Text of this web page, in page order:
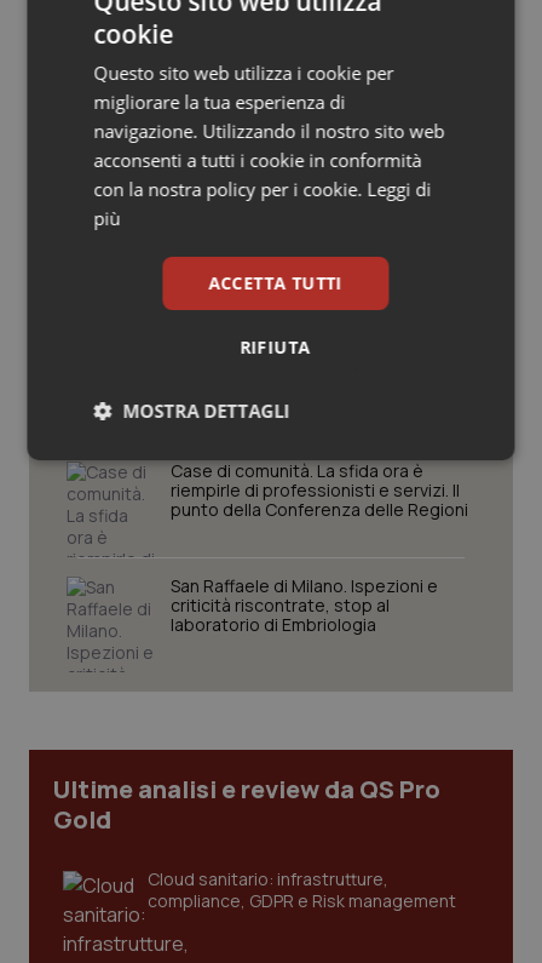
Salute orale & impianti
Sangue & coagulazione
Tiroide
Tumore al seno
Tumore ovarico
Tumori del Polmone & Testa Collo
Tumori gastrointestinali
Ulcera & Reflusso
Vaccini
Potrebbe interessarti in
Regioni e Asl
Spallanzani: capire la ricerca per
comprendere il presente
Regione Lombardia scrive al ministro
Case di comunità. La sfida ora è
riempirle di professionisti e servizi. Il
punto della Conferenza delle Regioni
San Raffaele di Milano. Ispezioni e
criticità riscontrate, stop al
laboratorio di Embriologia
Ultime analisi e review da QS Pro
Gold
Cloud sanitario: infrastrutture,
compliance, GDPR e Risk management
cookie
Questo sito web utilizza i cookie per
migliorare la tua esperienza di
navigazione. Utilizzando il nostro sito web
acconsenti a tutti i cookie in conformità
con la nostra policy per i cookie. Leggi di
più
ACCETTA TUTTI
RIFIUTA
MOSTRA DETTAGLI
Necessari Statistici Marketing
Necessari Statistici Marketing
I cookie necessari contribuiscono a rendere fruibile il
sito web abilitandone funzionalità di base quali la
funzionare correttamente senza questi cookie.
Nome
Fornitore/Dominio